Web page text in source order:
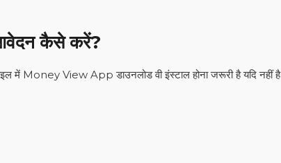
आवेदन कैसे करें?
View App डाउनलोड वी इंस्टाल होना जरूरी है यदि नहीं है